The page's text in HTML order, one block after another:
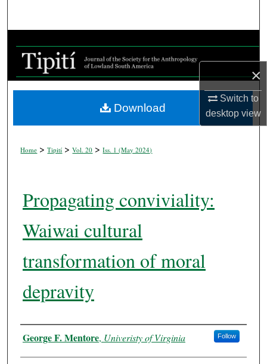
×
Switch to
desktopview
Browse Collections
My Account
About
Home >Tipití >Vol. 20 >Iss. 1 (May 2024)
Propagating conviviality:
Waiwai cultural
transformation of moral
depravity
Authors
George F. Mentore, Univeristy of Virginia Follow
Download